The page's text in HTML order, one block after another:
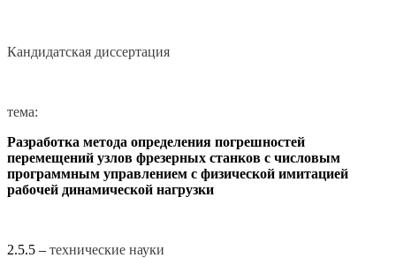
Кандидатская диссертация
тема:
Разработка метода определения погрешностей
перемещений узлов фрезерных станков с числовым
программным управлением с физической имитацией
рабочей динамической нагрузки
2.5.5 – технические науки